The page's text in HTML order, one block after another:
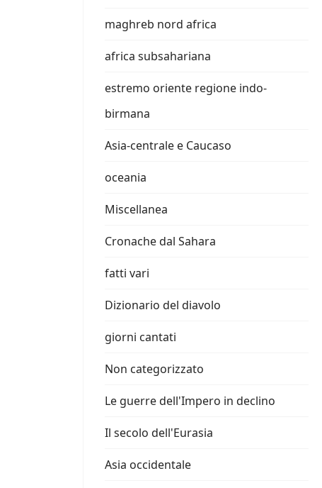
maghreb nord africa
africa subsahariana
estremo oriente regione indo-
birmana
Asia-centrale e Caucaso
oceania
Miscellanea
Cronache dal Sahara
fatti vari
Dizionario del diavolo
giorni cantati
Non categorizzato
Le guerre dell'Impero in declino
Il secolo dell'Eurasia
Asia occidentale